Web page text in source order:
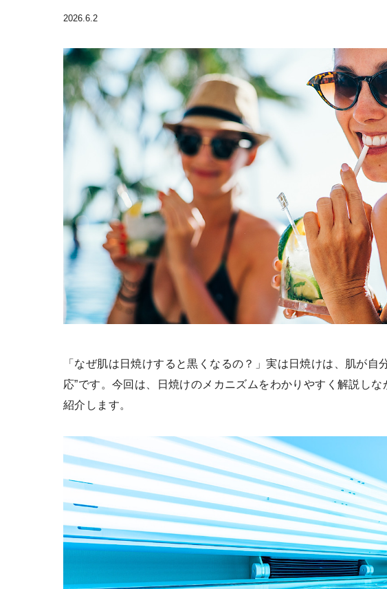
2026.6.2
「なぜ肌は日焼けすると黒くなるの？」実は日焼けは、肌が自
応”です。今回は、日焼けのメカニズムをわかりやすく解説し
紹介します。